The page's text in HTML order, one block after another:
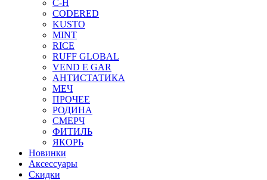
C-H
CODERED
KUSTO
MINT
RICE
RUFF GLOBAL
VEND E GAR
АНТИСТАТИКА
МЕЧ
ПРОЧЕЕ
РОДИНА
СМЕРЧ
ФИТИЛЬ
ЯКОРЬ
Новинки
Аксессуары
Скидки